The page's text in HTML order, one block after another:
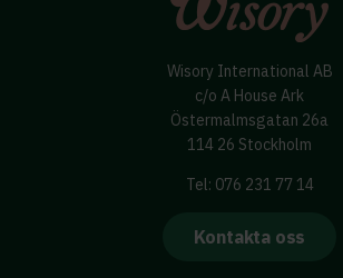
Wisory International AB
c/o A House Ark
Östermalmsgatan 26a
114 26 Stockholm
Tel: 076 231 77 14
Kontakta oss